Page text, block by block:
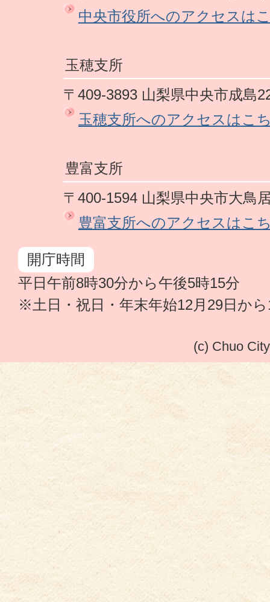
中央市役所へのアクセスは
玉穂支所
〒409-3893 山梨県中央市成島
玉穂支所へのアクセスはこ
豊富支所
〒400-1594 山梨県中央市大鳥
豊富支所へのアクセスはこ
開庁時間
平日午前8時30分から午後5時15分
※土日・祝日・年末年始12月29日か
(c) Chuo City